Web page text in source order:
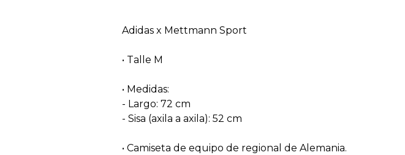
Adidas x Mettmann Sport
• Talle M
• Medidas:
- Largo: 72 cm
- Sisa (axila a axila): 52 cm
• Camiseta de equipo de regional de Alemania.